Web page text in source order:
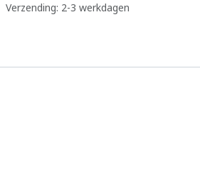
Verzending: 2-3 werkdagen